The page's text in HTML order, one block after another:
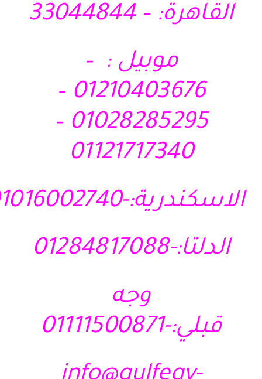
القاهرة: – 33044844
موبيل : –
01210403676 –
01028285295 –
01121717340
الاسكندرية:-01016002740
الدلتا:-01284817088
وجه
قبلي:-01111500871